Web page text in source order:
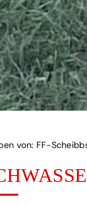
von: FF-